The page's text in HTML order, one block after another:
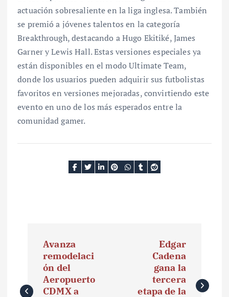
actuación sobresaliente en la liga inglesa. También
se premió a jóvenes talentos en la categoría
Breakthrough, destacando a Hugo Ekitiké, James
Garner y Lewis Hall. Estas versiones especiales ya
están disponibles en el modo Ultimate Team,
donde los usuarios pueden adquirir sus futbolistas
favoritos en versiones mejoradas, convirtiendo este
evento en uno de los más esperados entre la
comunidad gamer.
Avanza
remodelaci
ón del
Aeropuerto
CDMX a
Edgar
Cadena
gana la
tercera
etapa de la